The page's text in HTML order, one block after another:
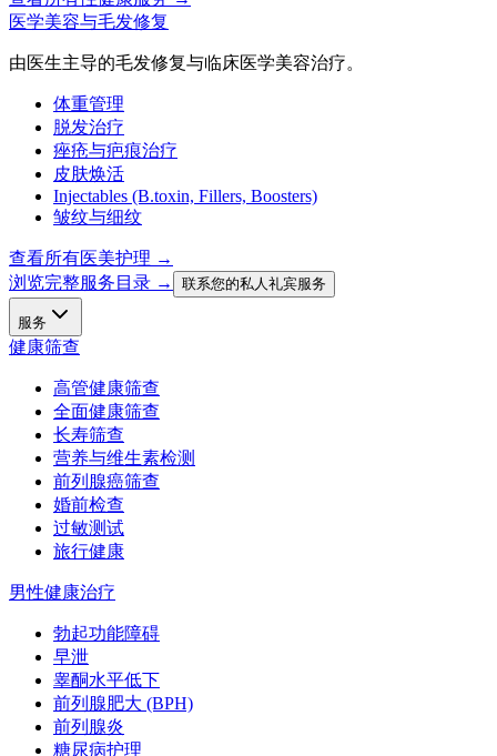
医学美容与毛发修复
由医生主导的毛发修复与临床医学美容治疗。
体重管理
脱发治疗
痤疮与疤痕治疗
皮肤焕活
Injectables (B.toxin, Fillers, Boosters)
皱纹与细纹
查看所有医美护理 →
浏览完整服务目录 →
联系您的私人礼宾服务
服务
健康筛查
高管健康筛查
全面健康筛查
长寿筛查
营养与维生素检测
前列腺癌筛查
婚前检查
过敏测试
旅行健康
男性健康治疗
勃起功能障碍
早泄
睾酮水平低下
前列腺肥大 (BPH)
前列腺炎
糖尿病护理